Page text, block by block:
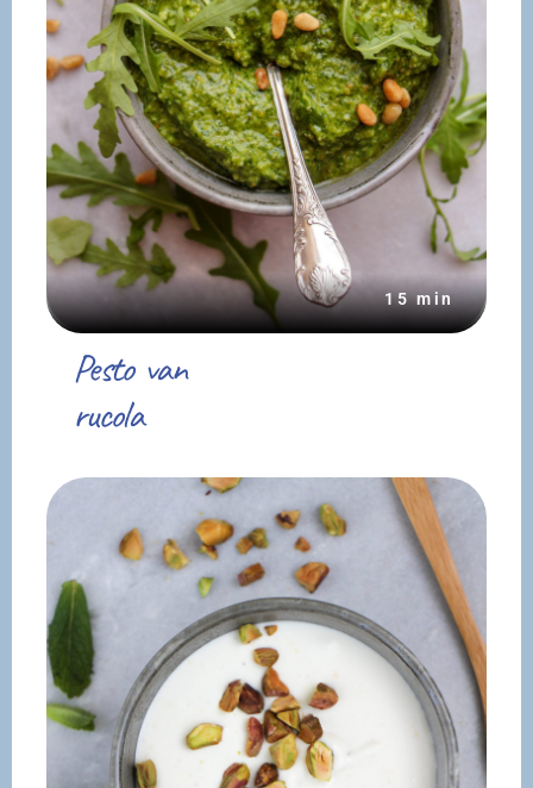
Pesto van
rucola
15 min